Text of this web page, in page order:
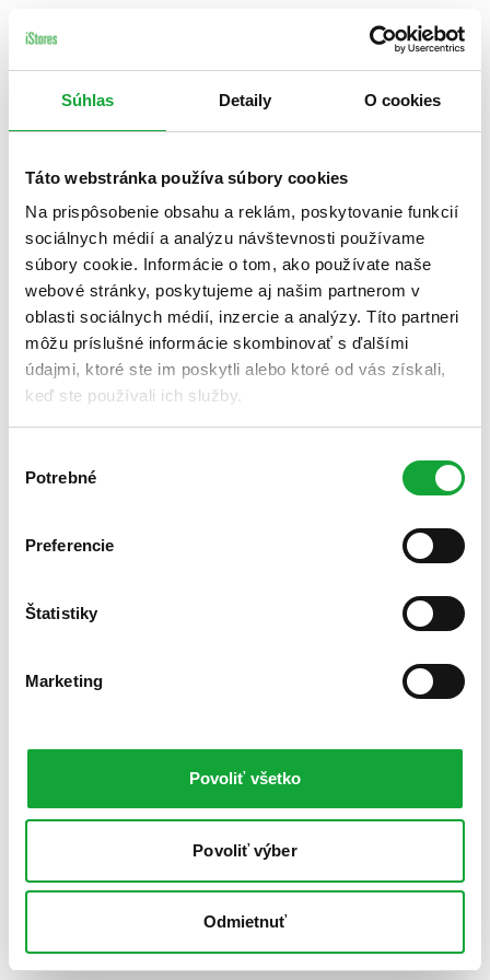
Súhlas Detaily O cookies
Táto webstránka používa súbory cookies
Na prispôsobenie obsahu a reklám, poskytovanie funkcií
sociálnych médií a analýzu návštevnosti používame
súbory cookie. Informácie o tom, ako používate naše
webové stránky, poskytujeme aj našim partnerom v
oblasti sociálnych médií, inzercie a analýzy. Títo partneri
môžu príslušné informácie skombinovať s ďalšími
údajmi, ktoré ste im poskytli alebo ktoré od vás získali,
keď ste používali ich služby.
súhlasu
Potrebné
Preferencie
Štatistiky
Marketing
Povoliť všetko
Povoliť výber
Odmietnuť